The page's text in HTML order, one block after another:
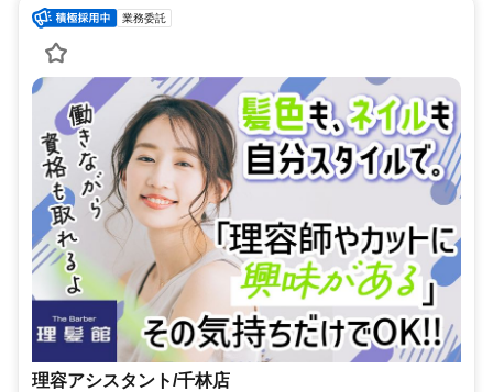
業務委託
理容アシスタント/千林店